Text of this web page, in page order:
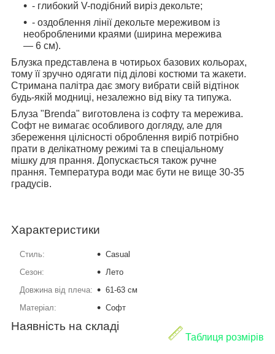
- глибокий V-подібний виріз декольте;
- оздоблення лінії декольте мереживом із
необробленими краями (ширина мережива
— 6 см).
Блузка представлена в чотирьох базових кольорах,
тому її зручно одягати під ділові костюми та жакети.
Стримана палітра дає змогу вибрати свій відтінок
будь-якій модниці, незалежно від віку та типужа.
Блуза "Brenda" виготовлена із софту та мережива.
Софт не вимагає особливого догляду, але для
збереження цілісності оброблення виріб потрібно
прати в делікатному режимі та в спеціальному
мішку для прання. Допускається також ручне
прання. Температура води має бути не вище 30-35
градусів.
Характеристики
Стиль:
Casual
Сезон:
Лето
Довжина від плеча:
61-63 см
Матеріал:
Софт
Таблиця розмірів
Наявність на складі